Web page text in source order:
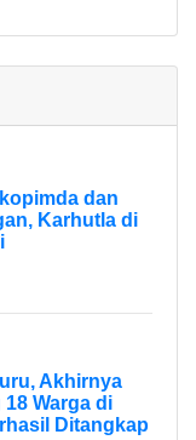
dan
Karhutla di
Akhirnya
18 Warga di
Ditangkap